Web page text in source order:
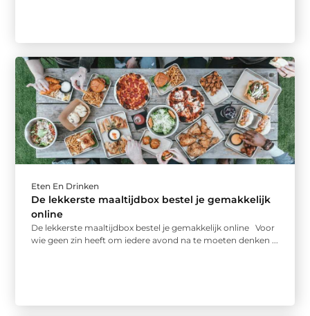
Eten En Drinken
De lekkerste maaltijdbox bestel je gemakkelijk
online
De lekkerste maaltijdbox bestel je gemakkelijk online Voor
wie geen zin heeft om iedere avond na te moeten denken ...